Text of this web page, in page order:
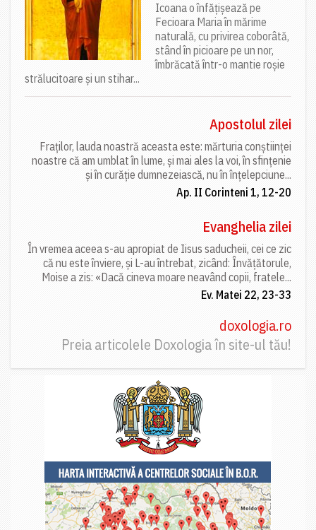
Icoana o înfățișează pe
Fecioara Maria în mărime
naturală, cu privirea coborâtă,
stând în picioare pe un nor,
îmbrăcată într-o mantie roșie
strălucitoare și un stihar...
Apostolul zilei
Fraților, lauda noastră aceasta este: mărturia conștiinței
noastre că am umblat în lume, și mai ales la voi, în sfințenie
și în curăție dumnezeiască, nu în înțelepciune...
Ap. II Corinteni 1, 12-20
Evanghelia zilei
În vremea aceea s-au apropiat de Iisus saducheii, cei ce zic
că nu este înviere, și L-au întrebat, zicând: Învățătorule,
Moise a zis: «Dacă cineva moare neavând copii, fratele...
Ev. Matei 22, 23-33
doxologia.ro
Preia articolele Doxologia în site-ul tău!